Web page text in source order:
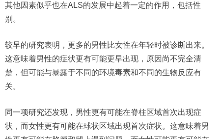
其他因素似乎也在ALS的发展中起着一定的作用，包括性
别。
较早的研究表明，更多的男性比女性在年轻时被诊断出来。
这意味着男性的症状更有可能更早出现，原因尚不完全清
楚，但可能与暴露于不同的环境毒素和不同的生物反应有
关。
同一项研究还发现，男性更有可能在脊柱区域首次出现症
状，而女性更有可能在球状区域出现首次症状。这意味着男